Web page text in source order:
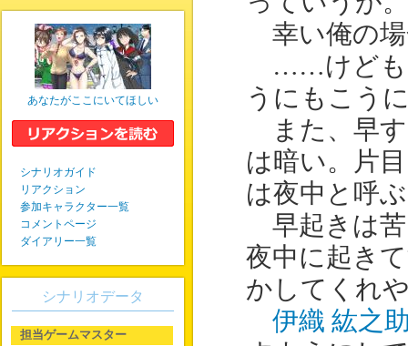
幸い俺の場
……けども
うにもこう
また、早す
は暗い。片
は夜中と呼
早起きは苦
夜中に起き
かしてくれ
伊織 紘之
あなたがここにいてほしい
シナリオガイド
リアクション
参加キャラクター一覧
コメントページ
ダイアリー一覧
シナリオデータ
担当ゲームマスター